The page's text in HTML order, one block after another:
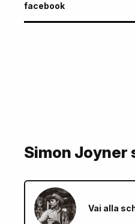
facebook
Simon Joyner
Vai alla